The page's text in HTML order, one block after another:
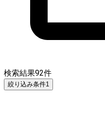
検索結果92件
絞り込み条件1